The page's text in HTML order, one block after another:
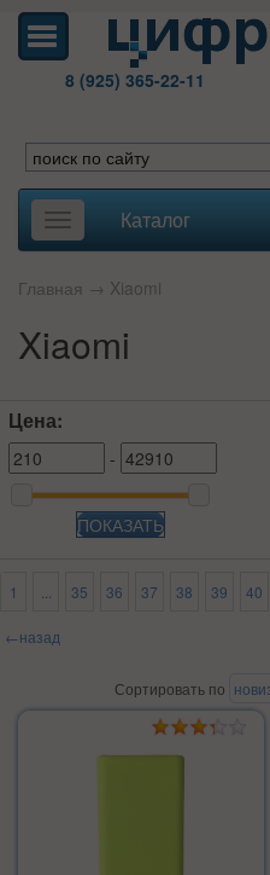
8 (925) 365-22-11
Toggle
navigation
Каталог
Главная → Xiaomi
Xiaomi
Цена:
-
ПОКАЗАТЬ
1 35 36 37 38 39 40
←назад
Сортировать по